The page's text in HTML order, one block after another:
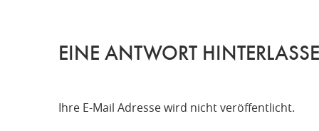
EINE ANTWORT
Ihre E-Mail Adresse wird nicht veröffentlicht.